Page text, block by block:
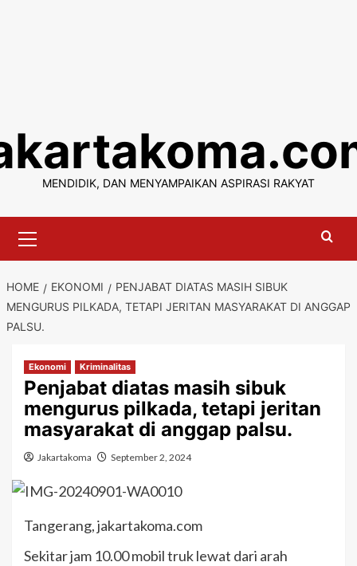
content
MENDIDIK, DAN MENYAMPAIKAN ASPIRASI RAKYAT
Menu
HOME EKONOMI
PENJABAT DIATAS MASIH SIBUK
MENGURUS PILKADA, TETAPI JERITAN MASYARAKAT DI ANGGAP
PALSU.
Ekonomi Kriminalitas
Penjabat diatas masih sibuk
mengurus pilkada, tetapi jeritan
masyarakat di anggap palsu.
Jakartakoma September 2, 2024
Tangerang, jakartakoma.com
Sekitar jam 10.00 mobil truk lewat dari arah